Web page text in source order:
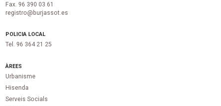
Fax. 96 390 03 61
registro@burjassot.es
POLICIA LOCAL
Tel. 96 364 21 25
ÀREES
Urbanisme
Hisenda
Serveis Socials